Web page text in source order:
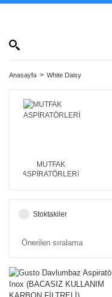
Anasayfa White Daisy
MUTFAK
ASPİRATÖRLERİ
Stoktakiler